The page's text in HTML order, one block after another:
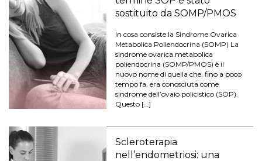
sostituito da SOMP/PMOS
In cosa consiste la Sindrome Ovarica
Metabolica Poliendocrina (SOMP) La
sindrome ovarica metabolica
poliendocrina (SOMP/PMOS) è il
nuovo nome di quella che, fino a poco
tempo fa, era conosciuta come
sindrome dell’ovaio policistico (SOP).
Questo […]
Scleroterapia
nell’endometriosi: una